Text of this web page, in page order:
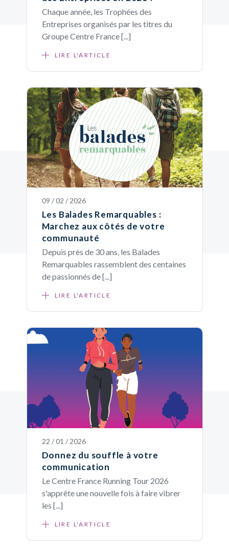
Chaque année, les Trophées des
Entreprises organisés par les titres du
Groupe Centre France [...]
LIRE L'ARTICLE
09 / 02 / 2026
Les Balades Remarquables :
Marchez aux côtés de votre
communauté
Depuis près de 30 ans, les Balades
Remarquables rassemblent des centaines
de passionnés de [...]
LIRE L'ARTICLE
22 / 01 / 2026
Donnez du souffle à votre
communication
Le Centre France Running Tour 2026
s'apprête une nouvelle fois à faire vibrer
les [...]
LIRE L'ARTICLE